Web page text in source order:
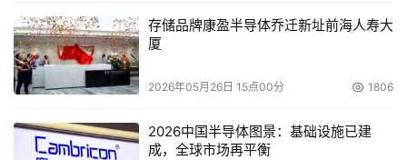
存储品牌康盈半导体乔迁新址前海人寿大
厦
2026年05月26日 15点00分 1806
2026中国半导体图景：基础设施已建
成，全球市场再平衡